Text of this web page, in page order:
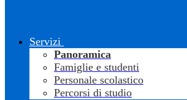
Servizi
Panoramica
Famiglie e studenti
Personale scolastico
Percorsi di studio